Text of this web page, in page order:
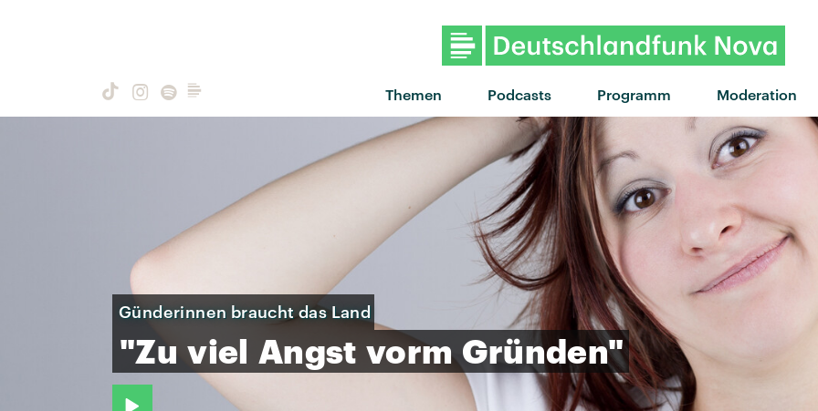
Themen Podcasts Programm Moderation
"Digo Nada" von Hard-Fi
Günderinnen braucht das Land
"Zu viel Angst vorm Gründen"